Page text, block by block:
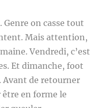
on casse tout
Mais attention,
Vendredi, c’est
Et dimanche, foot
Avant de retourner
en forme le